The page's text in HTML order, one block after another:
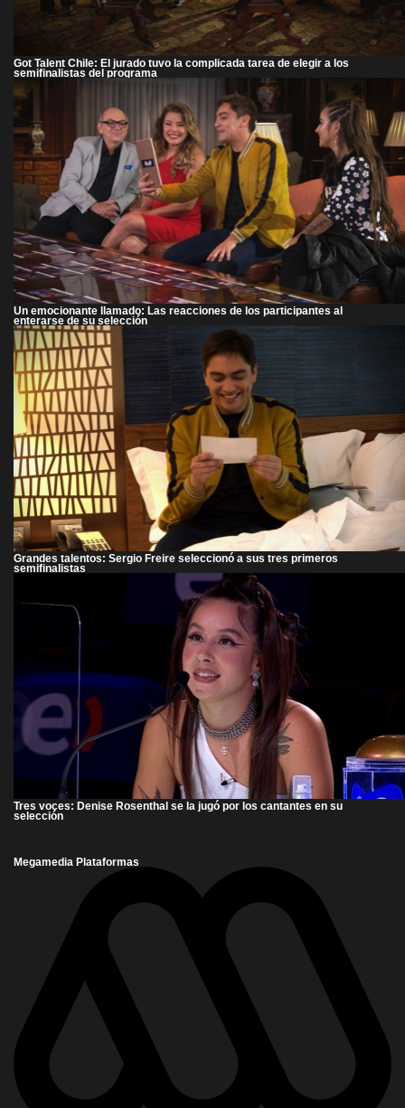
Got Talent Chile: El jurado tuvo la complicada tarea de elegir a los
semifinalistas del programa
Un emocionante llamado: Las reacciones de los participantes al
enterarse de su selección
Grandes talentos: Sergio Freire seleccionó a sus tres primeros
semifinalistas
Tres voces: Denise Rosenthal se la jugó por los cantantes en su
selección
Megamedia Plataformas